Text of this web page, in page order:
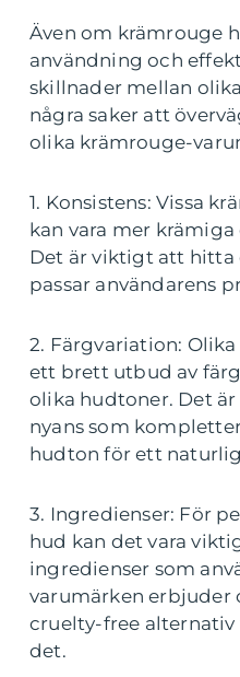
Även om krämrouge
användning och
skillnader mellan
några saker att
olika krämrouge-
1. Konsistens: Vissa
kan vara mer
Det är viktigt att hitta
passar användarens
2. Färgvariation:
ett brett utbud av
olika hudtoner. Det
nyans som
hudton för ett
3. Ingredienser: För
hud kan det vara
ingredienser som
varumärken erbjuder
cruelty-free
det.